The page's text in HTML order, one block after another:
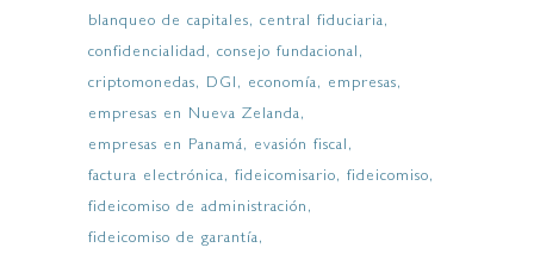
blanqueo de capitales
central fiduciaria
confidencialidad
consejo fundacional
criptomonedas
DGI economía
empresas
empresas en Nueva Zelanda
empresas en Panamá
evasión fiscal
factura electrónica
fideicomisario
fideicomiso
fideicomiso de administración
fideicomiso de garantía